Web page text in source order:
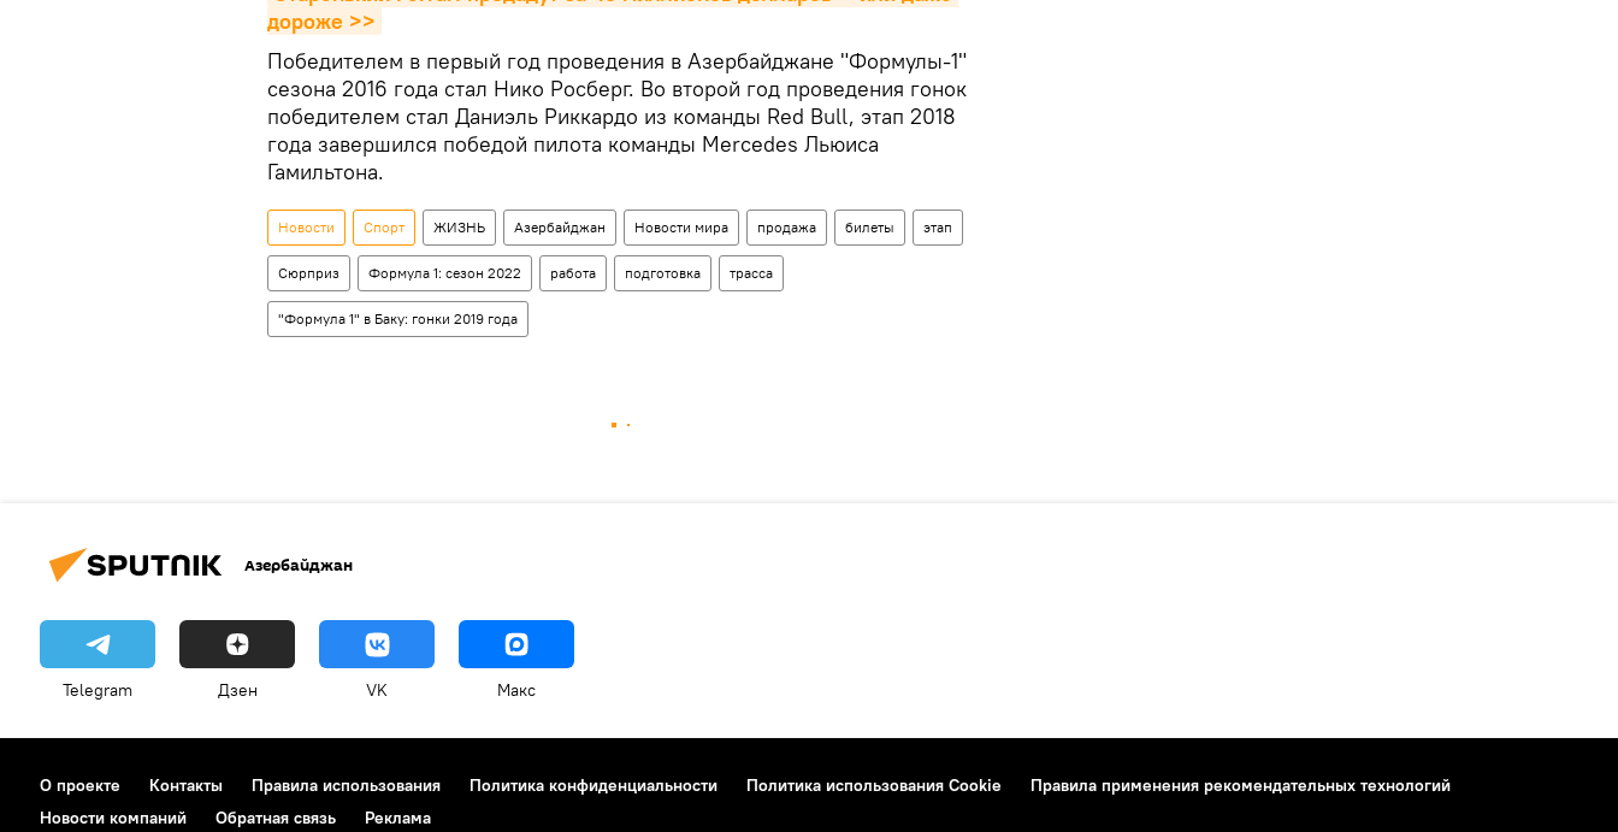
дороже >>
Победителем в первый год проведения в Азербайджане "Формулы-1"
сезона 2016 года стал Нико Росберг. Во второй год проведения гонок
победителем стал Даниэль Риккардо из команды Red Bull, этап 2018
года завершился победой пилота команды Mercedes Льюиса
Гамильтона.
Новости Спорт ЖИЗНЬ Азербайджан Новости мира продажа билеты этап
Сюрприз Формула 1: сезон 2022 работа подготовка трасса
"Формула 1" в Баку: гонки 2019 года
Азербайджан
Telegram Дзен VK Макс
О проекте Контакты Правила использования Политика конфиденциальности Политика использования Cookie
Правила применения рекомендательных технологий
Новости компаний
Обратная связь Реклама